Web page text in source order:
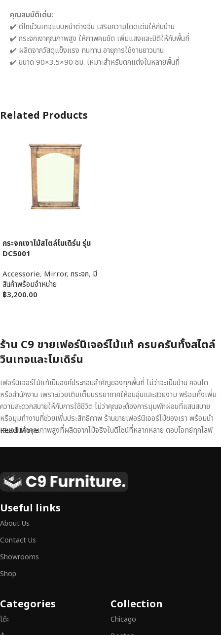
คุณสมบัติเด่น:
✔️ ดีไซน์วินเทจแบบหน้าต่างจีน เสริมความโดดเด่นให้กับบ้าน
✔️ กระจกเงาคุณภาพสูง ให้ภาพคมชัด เพิ่มแสงและมิติให้กับพื้นที่
✔️ ผลิตจากวัสดุแข็งแรง ทนทาน อายุการใช้งานยาวนาน
✔️ ขนาด 90×3.5×90 ซม. เหมาะสำหรับตกแต่งในหลายพื้นที่
Related Products
กระจกเงาไม้สไตล์โมเดิร์น รุ่น
DC5001
Accessorie, Mirror, กระจก, มี
สินค้าพร้อมจำหน่าย
฿3,200.00
ร้าน C9 ขายเฟอร์นิเจอร์ไม้แท้ ครบครันทั้งสไตล์
วินเทจและโมเดิร์น
เฟอร์นิเจอร์ไม้แท้เป็นองค์ประกอบสำคัญของทุกพื้นที่ ไม่ว่าจะเป็นบ้าน คอนโด
หรือสำนักงาน เพราะช่วยเติมเต็มบรรยากาศให้อบอุ่นและสวยงาม พร้อมทั้งเพิ่ม
ความสะดวกสบายให้กับการใช้ชีวิต ไม่ว่าคุณจะต้องการมุมพักผ่อนที่แสนสบาย
หรือมุมทำงานที่ช่วยเพิ่มประสิทธิภาพ ร้านขายเฟอร์นิเจอร์ไม้ของเรา พร้อมนำ
เสนอสินค้าคุณภาพสูงที่ผลิตจากไม้จริงในดีไซน์ที่หลากหลาย ตอบโจทย์ทุกไลฟ์
เหนือระดับ
เฟอร์นิเจอร์ไม้ไม่ใช่เพียงของตกแต่ง แต่เป็นงานศิลปะที่สะท้อนถึงรสนิยมและ
สามารถผสานความสวยงาม ความแข็งแรง และการใช้งานที่ตอบโจทย์ทุกความ
ต้องการได้อย่างลงตัว เฟอร์นิเจอร์ทุกชิ้นของเราผลิตจากวัสดุคุณภาพสูง ผ่าน
การตรวจสอบมาตรฐานอย่างเคร่งครัด
สิก และการใช้งานที่ยาวนาน
ประกันคุณภาพและการบริการที่ดีที่สุด
Read More
Useful links
About Us
Contact Us
Showrooms
Shop
Categories
โต๊ะ
Collection
Chicago